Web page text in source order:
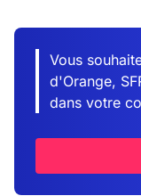
Vous
d'Orange,
dans votre